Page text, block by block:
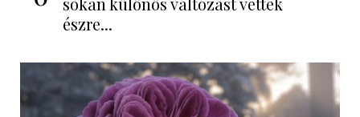
észre...